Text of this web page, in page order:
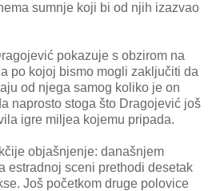
sumnje koji bi od njih izazvao
pokazuje s obzirom na
po kojoj bismo mogli zaključiti da
od njega samog koliko je on
naprosto stoga što Dragojević još
igre miljea kojemu pripada.
objašnjenje: današnjem
estradnoj sceni prethodi desetak
Još početkom druge polovice